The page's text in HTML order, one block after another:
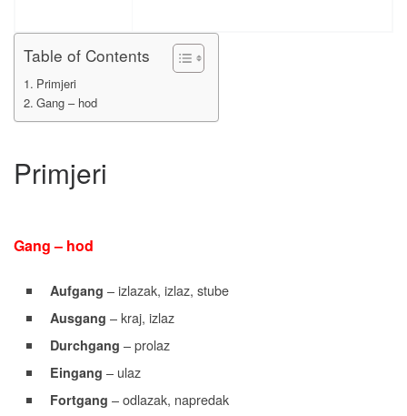
Table of Contents
Primjeri
Gang – hod
Primjeri
Gang – hod
Aufgang – izlazak, izlaz, stube
Ausgang – kraj, izlaz
Durchgang – prolaz
Eingang – ulaz
Fortgang – odlazak, napredak